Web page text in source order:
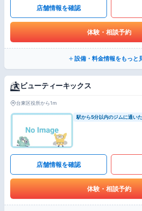
店舗情報を確認
体験・相談予約
設備・料金情報をもっと
ビューティーキックス
台東区役所から1m
駅から5分以内のジムに通い
店舗情報を確認
体験・相談予約